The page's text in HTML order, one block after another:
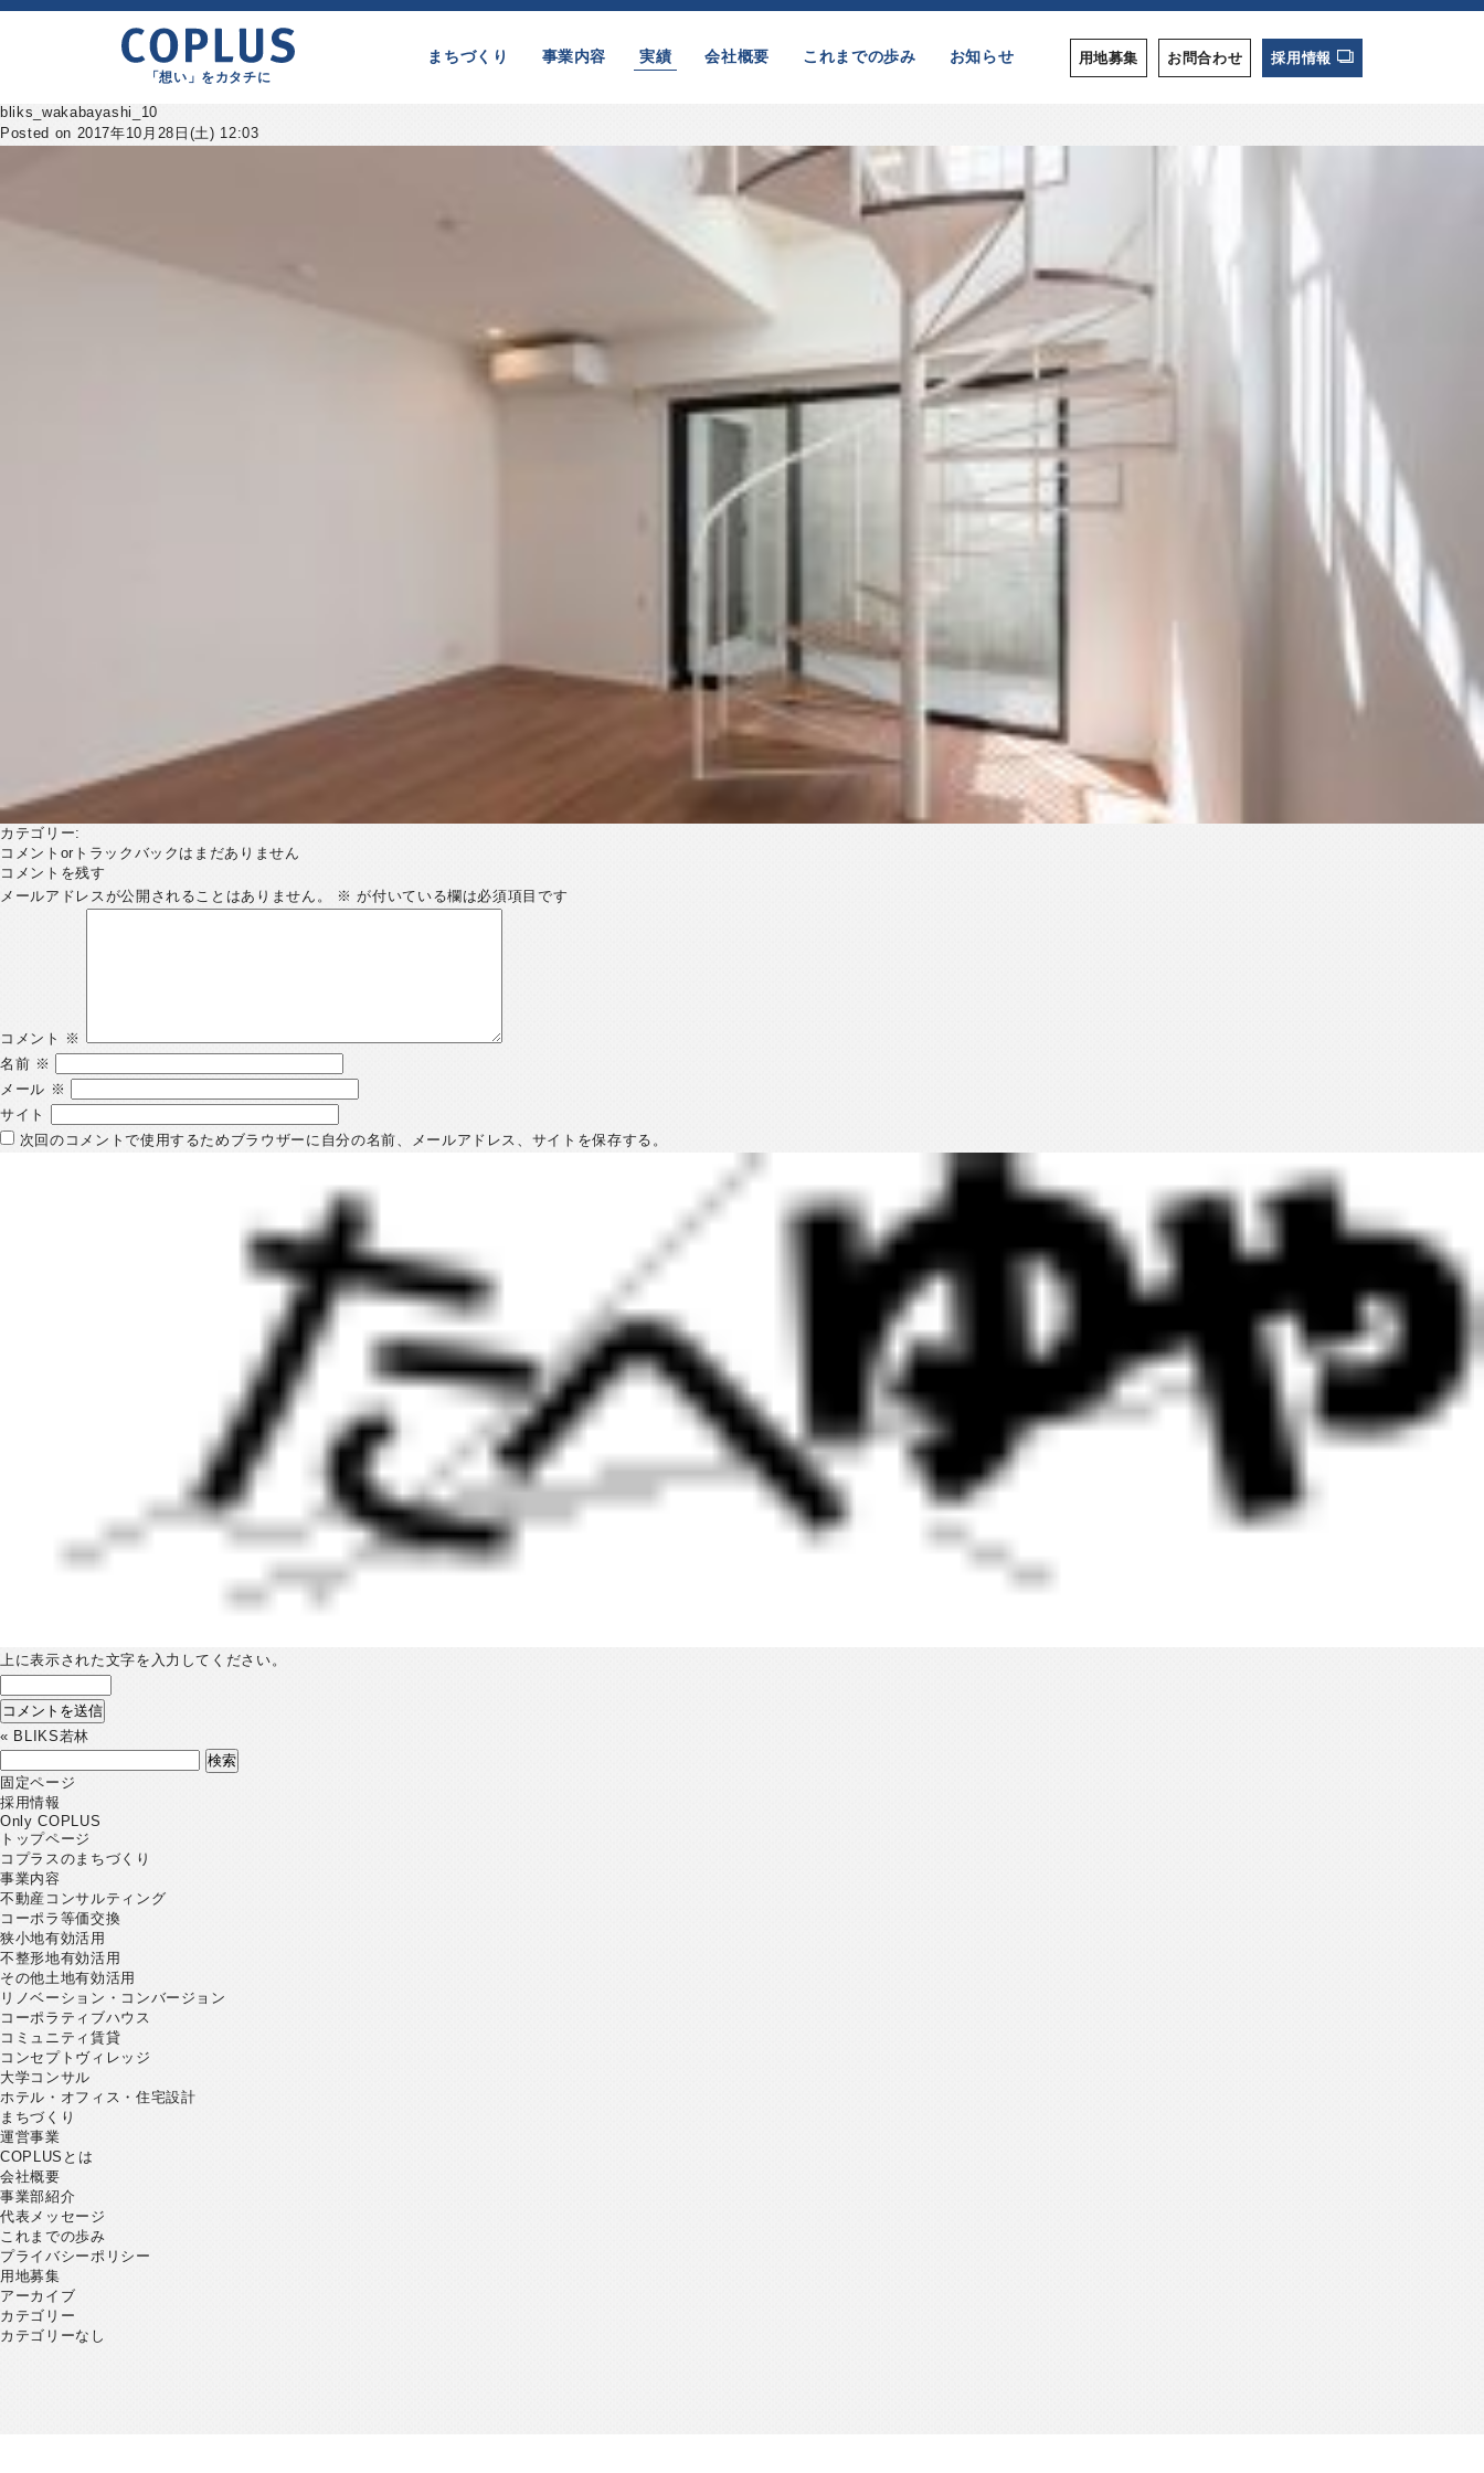
「想い」をカタチに
まちづくり 事業内容 実績 会社概要 これまでの歩み お知らせ 用地募集 お問合わせ 採用情報
bliks_wakabayashi_10
Posted on 2017年10月28日(土) 12:03
カテゴリー:
コメントorトラックバックはまだありません
コメントを残す
メールアドレスが公開されることはありません。
※ が付いている欄は必須項目です
コメント
※
名前 ※
メール ※
サイト
次回のコメントで使用するためブラウザーに自分の名前、メールアドレス、サイトを保存する。
上に表示された文字を入力してください。
« BLIKS若林
索:
固定ページ
採用情報
Only COPLUS
トップページ
コプラスのまちづくり
事業内容
不動産コンサルティング
コーポラ等価交換
狭小地有効活用
不整形地有効活用
その他土地有効活用
リノベーション・コンバージョン
コーポラティブハウス
コミュニティ賃貸
コンセプトヴィレッジ
大学コンサル
ホテル・オフィス・住宅設計
まちづくり
運営事業
COPLUSとは
会社概要
事業部紹介
代表メッセージ
これまでの歩み
プライバシーポリシー
用地募集
アーカイブ
カテゴリー
カテゴリーなし